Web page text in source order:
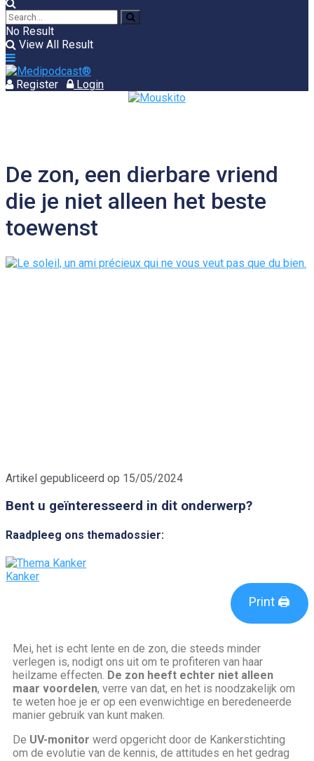
No Result
View All Result
Register Login
De zon, een dierbare vriend
die je niet alleen het beste
toewenst
Artikel gepubliceerd op 15/05/2024
Bent u geïnteresseerd in dit onderwerp?
Raadpleeg ons themadossier:
Kanker
Print 🖨
Mei, het is echt lente en de zon, die steeds minder
verlegen is, nodigt ons uit om te profiteren van haar
heilzame effecten. De zon heeft echter niet alleen
maar voordelen, verre van dat, en het is noodzakelijk om
te weten hoe je er op een evenwichtige en beredeneerde
manier gebruik van kunt maken.
De UV-monitor werd opgericht door de Kankerstichting
om de evolutie van de kennis, de attitudes en het gedrag